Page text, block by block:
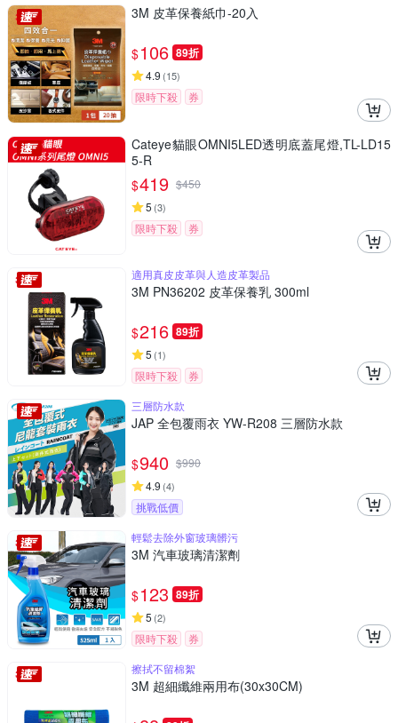
3M 皮革保養紙巾-20入
$106 89折
4.9 (15)
限時下殺 券
Cateye貓眼OMNI5LED透明底蓋尾燈,TL-LD15
5-R
$419 $450
5 (3)
限時下殺 券
適用真皮皮革與人造皮革製品
3M PN36202 皮革保養乳 300ml
$216 89折
5 (1)
限時下殺
券
三層防水款
JAP 全包覆雨衣 YW-R208 三層防水款
$940 $990
4.9 (4)
挑戰低價
輕鬆去除外窗玻璃髒污
3M 汽車玻璃清潔劑
$123 89折
5 (2)
限時下殺
券
擦拭不留棉絮
3M 超細纖維兩用布(30x30CM)